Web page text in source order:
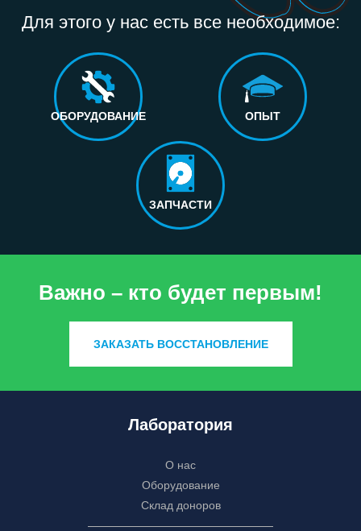
Для этого у нас есть все необходимое:
ОБОРУДОВАНИЕ ОПЫТ
ЗАПЧАСТИ
Важно – кто будет первым!
ЗАКАЗАТЬ ВОССТАНОВЛЕНИЕ
Лаборатория
О нас
Оборудование
Склад доноров